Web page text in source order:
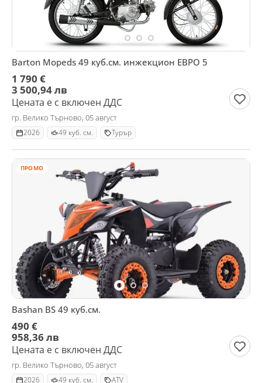
Barton Mopeds 49 куб.см. инжекцион ЕВРО 5
1 790 €
3 500,94 лв
Цената е с включен ДДС
гр. Велико Търново, 05 август
2026 49 куб. см. Турър
ПРОМО
Bashan BS 49 куб.см.
490 €
958,36 лв
Цената е с включен ДДС
гр. Велико Търново, 05 август
2026 49 куб. см. ATV